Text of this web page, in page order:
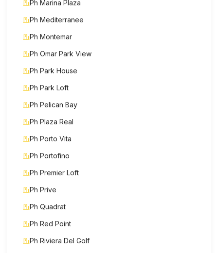
Ph Marina Plaza
Ph Mediterranee
Ph Montemar
Ph Omar Park View
Ph Park House
Ph Park Loft
Ph Pelican Bay
Ph Plaza Real
Ph Porto Vita
Ph Portofino
Ph Premier Loft
Ph Prive
Ph Quadrat
Ph Red Point
Ph Riviera Del Golf